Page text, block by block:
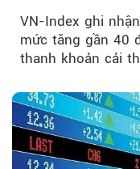
VN-Index ghi
mức tăng gần 40
thanh khoản cải